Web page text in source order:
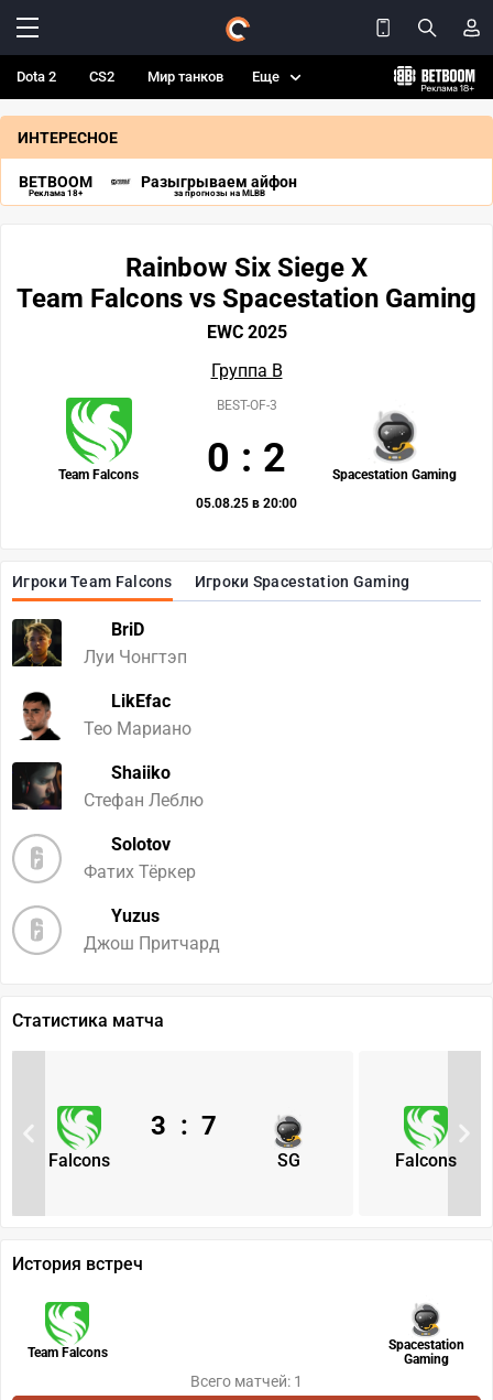
Dota 2 CS2 Мир танков Еще
ИНТЕРЕСНОЕ
BETBOOM
Реклама 18+
Разыгрываем айфон
за прогнозы на MLBB
Игроки Team Falcons Игроки Spacestation Gaming
BriD
Луи Чонгтэп
LikEfac
Тео Мариано
Shaiiko
Стефан Леблю
Solotov
Фатих Тёркер
Yuzus
Джош Притчард
Rainbow Six Siege X
Team Falcons vs Spacestation Gaming
EWC 2025
Группа B
Team Falcons Spacestation Gaming
BEST-OF-3
0 : 2
05.08.25 в 20:00
Статистика матча
Falcons SG
3 : 7
Falcons
История встреч
Team Falcons
Spacestation
Gaming
Всего матчей: 1